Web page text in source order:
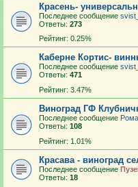
Красень-
Последнее сообщение
Ответы: 273
Рейтинг: 0.25%
Каберне Кортис-
Последнее сообщение
Ответы: 471
Рейтинг: 3.47%
Виноград ГФ
Последнее сообщение
Ответы: 108
Рейтинг: 1.01%
Красава - виноград
Последнее сообщение
Ответы: 18